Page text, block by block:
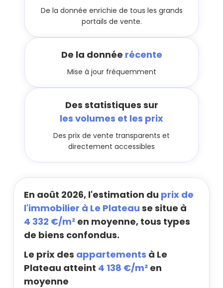
De la donnée enrichie de tous les grands
portails de vente.
De la donnée récente
Mise à jour fréquemment
Des statistiques sur
les volumes et les prix
Des prix de vente transparents et
directement accessibles
En août 2026, l'estimation du prix de
l'immobilier à Le Plateau se situe à
4 332 €/m² en moyenne, tous types
de biens confondus.
Le prix des appartements à Le
Plateau atteint 4 138 €/m² en
moyenne